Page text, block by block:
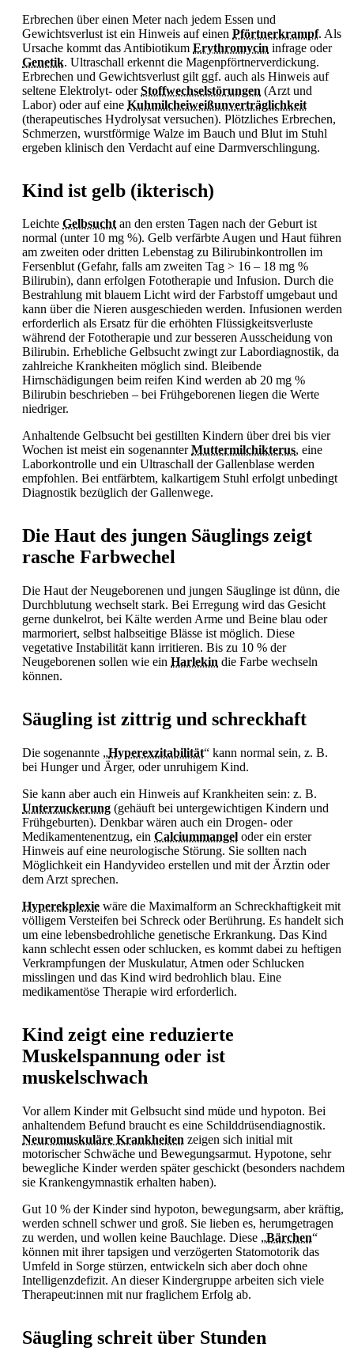
Erbrechen über einen Meter nach jedem Essen und
Gewichtsverlust ist ein Hinweis auf einen Pförtnerkrampf. Als
Ursache kommt das Antibiotikum Erythromycin infrage oder
Genetik. Ultraschall erkennt die Magenpförtnerverdickung.
Erbrechen und Gewichtsverlust gilt ggf. auch als Hinweis auf
seltene Elektrolyt- oderStoffwechselstörungen (Arzt und
Labor) oder auf eine Kuhmilcheiweißunverträglichkeit
(therapeutisches Hydrolysat versuchen). Plötzliches Erbrechen,
Schmerzen, wurstförmige Walze im Bauch und Blut im Stuhl
ergeben klinisch den Verdacht auf eine Darmverschlingung.
Kind ist gelb (ikterisch)
Leichte Gelbsuchtan den ersten Tagen nach der Geburt ist
normal (unter 10 mg %). Gelb verfärbte Augen und Haut führen
am zweiten oder dritten Lebenstag zu Bilirubinkontrollen im
Fersenblut (Gefahr, falls am zweiten Tag > 16 – 18 mg %
Bilirubin), dann erfolgen Fototherapie und Infusion. Durch die
Bestrahlung mit blauem Licht wird der Farbstoff umgebaut und
kann über die Nieren ausgeschieden werden. Infusionen werden
erforderlich als Ersatz für die erhöhten Flüssigkeitsverluste
während der Fototherapie und zur besseren Ausscheidung von
Bilirubin. Erhebliche Gelbsucht zwingt zur Labordiagnostik, da
zahlreiche Krankheiten möglich sind. Bleibende
Hirnschädigungen beim reifen Kind werden ab 20 mg %
Bilirubin beschrieben – bei Frühgeborenen liegen die Werte
niedriger.
Anhaltende Gelbsucht bei gestillten Kindern über drei bis vier
Wochen ist meist ein sogenannterMuttermilchikterus, eine
Laborkontrolle und ein Ultraschall der Gallenblase werden
empfohlen. Bei entfärbtem, kalkartigem Stuhl erfolgt unbedingt
Diagnostik bezüglich der Gallenwege.
Die Haut des jungen Säuglings zeigt
rasche Farbwechel
Die Haut der Neugeborenen und jungen Säuglinge ist dünn, die
Durchblutung wechselt stark. Bei Erregung wird das Gesicht
gerne dunkelrot, bei Kälte werden Arme und Beine blau oder
marmoriert, selbst halbseitige Blässe ist möglich. Diese
vegetative Instabilität kann irritieren. Bis zu 10 % der
Neugeborenen sollen wie ein Harlekin die Farbe wechseln
können.
Säugling ist zittrig und schreckhaft
Die sogenannte „Hyperexzitabilität“ kann normal sein, z. B.
bei Hunger und Ärger, oder unruhigem Kind.
Sie kann aber auch ein Hinweis auf Krankheiten sein: z. B.
Unterzuckerung (gehäuft bei untergewichtigen Kindern und
Frühgeburten). Denkbar wären auch ein Drogen- oder
Medikamentenentzug, ein Calciummangel oder ein erster
Hinweis auf eine neurologische Störung. Sie sollten nach
Möglichkeit ein Handyvideo erstellen und mit der Ärztin oder
dem Arzt sprechen.
Hyperekplexie wäre die Maximalform an Schreckhaftigkeit mit
völligem Versteifen bei Schreck oder Berührung. Es handelt sich
um eine lebensbedrohliche genetische Erkrankung. Das Kind
kann schlecht essen oder schlucken, es kommt dabei zu heftigen
Verkrampfungen der Muskulatur, Atmen oder Schlucken
misslingen und das Kind wird bedrohlich blau. Eine
medikamentöse Therapie wird erforderlich.
Kind zeigt eine reduzierte
Muskelspannung oder ist
muskelschwach
Vor allem Kinder mit Gelbsucht sind müde und hypoton. Bei
anhaltendem Befund braucht es eine Schilddrüsendiagnostik.
Neuromuskuläre Krankheiten zeigen sich initial mit
motorischer Schwäche und Bewegungsarmut. Hypotone, sehr
bewegliche Kinder werden später geschickt (besonders nachdem
sie Krankengymnastik erhalten haben).
Gut 10 % der Kinder sind hypoton, bewegungsarm, aber kräftig,
werden schnell schwer und groß. Sie lieben es, herumgetragen
zu werden, und wollen keine Bauchlage. Diese „Bärchen“
können mit ihrer tapsigen und verzögerten Statomotorik das
Umfeld in Sorge stürzen, entwickeln sich aber doch ohne
Intelligenzdefizit. An dieser Kindergruppe arbeiten sich viele
Therapeut:innen mit nur fraglichem Erfolg ab.
Säugling schreit über Stunden